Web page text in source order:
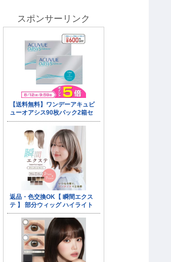
スポンサーリンク